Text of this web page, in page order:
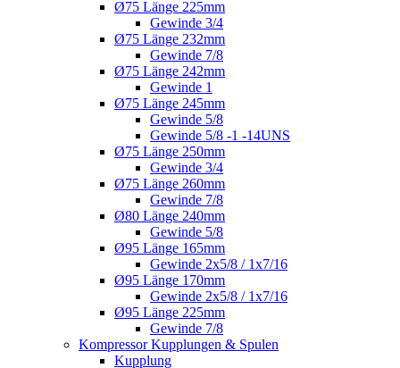
Ø75 Länge 225mm
Gewinde 3/4
Ø75 Länge 232mm
Gewinde 7/8
Ø75 Länge 242mm
Gewinde 1
Ø75 Länge 245mm
Gewinde 5/8
Gewinde 5/8 -1 -14UNS
Ø75 Länge 250mm
Gewinde 3/4
Ø75 Länge 260mm
Gewinde 7/8
Ø80 Länge 240mm
Gewinde 5/8
Ø95 Länge 165mm
Gewinde 2x5/8 / 1x7/16
Ø95 Länge 170mm
Gewinde 2x5/8 / 1x7/16
Ø95 Länge 225mm
Gewinde 7/8
Kompressor Kupplungen & Spulen
Kupplung